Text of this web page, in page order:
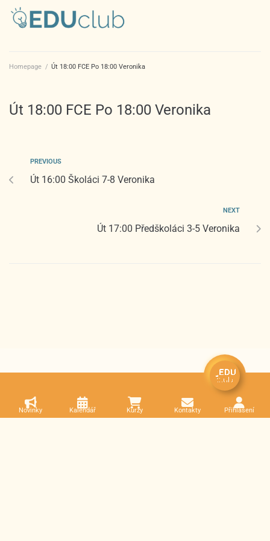
Homepage / Út 18:00 FCE Po 18:00 Veronika
Út 18:00 FCE Po 18:00 Veronika
PREVIOUS
Út 16:00 Školáci 7-8 Veronika
NEXT
Út 17:00 Předškoláci 3-5 Veronika
Novinky Kalendář Kurzy Kontakty Přihlášení